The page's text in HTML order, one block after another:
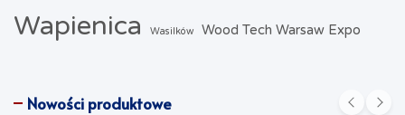
Wapienica Wasilków Wood Tech Warsaw Expo
Nowości produktowe